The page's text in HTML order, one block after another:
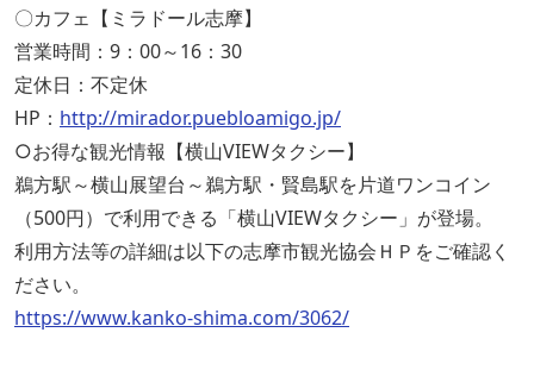
〇カフェ【ミラドール志摩】
営業時間：9：00～16：30
定休日：不定休
HP： http://mirador.puebloamigo.jp/
○お得な観光情報【横山VIEWタクシー】
鵜方駅～横山展望台～鵜方駅・賢島駅を片道ワンコイン
（500円）で利用できる「横山VIEWタクシー」が登場。
利用方法等の詳細は以下の志摩市観光協会ＨＰをご確認く
ださい。
https://www.kanko-shima.com/3062/